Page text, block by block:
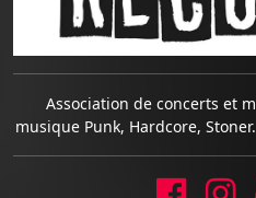
Association de concerts et
musique Punk, Hardcore,